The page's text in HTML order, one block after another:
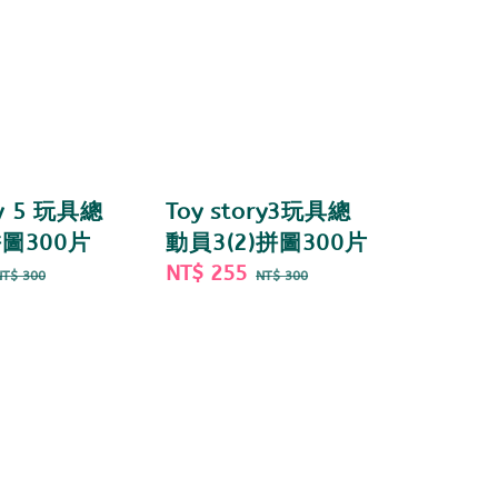
5 玩具總
300片
300
Toy story3玩具總
動員3(2)拼圖300片
Sale
NT$ 255 Regular
NT$ 300